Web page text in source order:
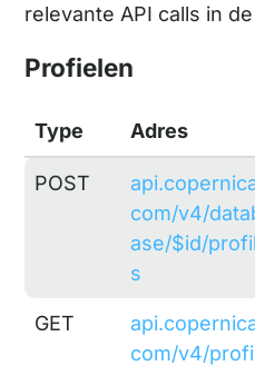
relevante API calls in
Profielen
Type Adres
POST
com/v4/
ase/$id/
s
GET
com/v4/